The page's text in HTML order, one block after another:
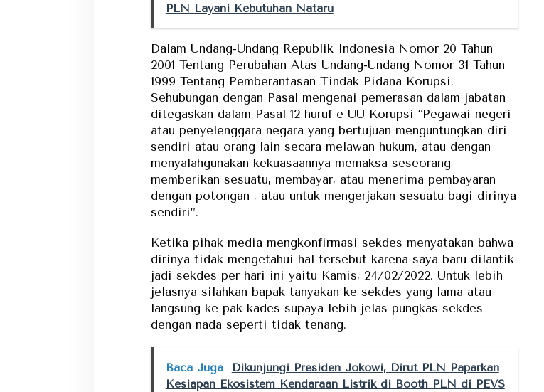
PLN Layani Kebutuhan Nataru
Dalam Undang-Undang Republik Indonesia Nomor 20 Tahun
2001 Tentang Perubahan Atas Undang-Undang Nomor 31 Tahun
1999 Tentang Pemberantasan Tindak Pidana Korupsi.
Sehubungan dengan Pasal mengenai pemerasan dalam jabatan
ditegaskan dalam Pasal 12 huruf e UU Korupsi “Pegawai negeri
atau penyelenggara negara yang bertujuan menguntungkan diri
sendiri atau orang lain secara melawan hukum, atau dengan
menyalahgunakan kekuasaannya memaksa seseorang
memberikan sesuatu, membayar, atau menerima pembayaran
dengan potongan , atau untuk mengerjakan sesuatu bagi dirinya
sendiri”.
Ketika pihak media mengkonfirmasi sekdes menyatakan bahwa
dirinya tidak mengetahui hal tersebut karena saya baru dilantik
jadi sekdes per hari ini yaitu Kamis, 24/02/2022. Untuk lebih
jelasnya silahkan bapak tanyakan ke sekdes yang lama atau
langsung ke pak kades supaya lebih jelas pungkas sekdes
dengan nada seperti tidak tenang.
Baca Juga
Dikunjungi Presiden Jokowi, Dirut PLN Paparkan
Kesiapan Ekosistem Kendaraan Listrik di Booth PLN di PEVS